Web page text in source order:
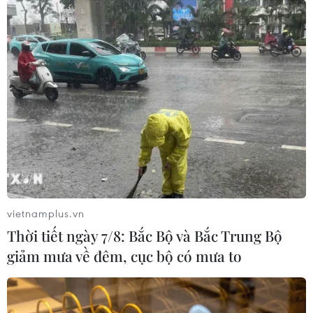
Xung đột Israel-Hamas: Ít nhất 300
trẻ em thiệt mạng trong 300 ngày
qua
06/08/2026 22:56
Nước thải từ máy bay có thể giúp
phát hiện sớm nguy cơ đại dịch
06/08/2026 22:30
Tây Ban Nha: 100 người thiệt mạng
trong vụ vượt biển ồ ạt vào Ceuta
06/08/2026 16:03
vietnamplus.vn
Thời tiết ngày 7/8: Bắc Bộ và Bắc Trung Bộ
giảm mưa về đêm, cục bộ có mưa to